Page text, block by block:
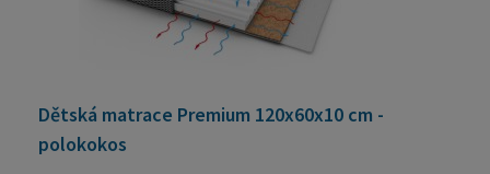
Dětská matrace Premium 120x60x10 cm -
polokokos